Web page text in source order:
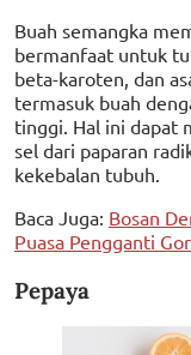
Buah semangka
bermanfaat untuk
beta-karoten, dan
termasuk buah
tinggi. Hal ini dapat
sel dari paparan
kekebalan tubuh.
Baca Juga: Bosan
Puasa Pengganti
Pepaya